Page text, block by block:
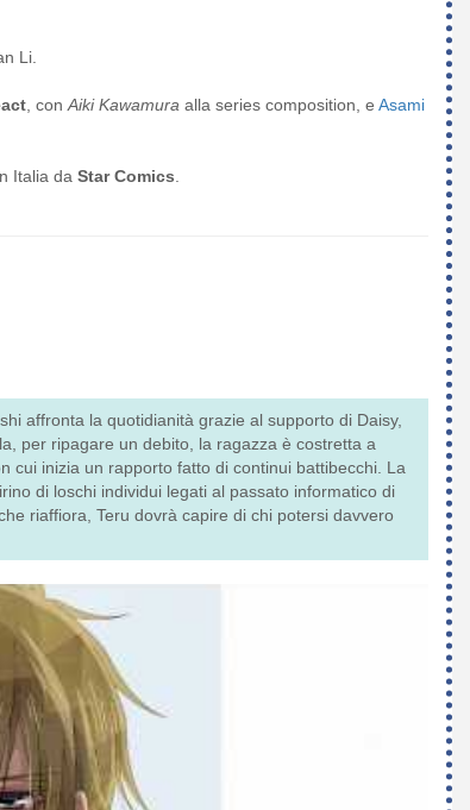
Li.
, con Aiki Kawamura alla series composition, e Asami
Italia da Star Comics
affronta la quotidianità grazie al supporto di Daisy,
per ripagare un debito, la ragazza è costretta a
cui inizia un rapporto fatto di continui battibecchi. La
di loschi individui legati al passato informatico di
riaffiora, Teru dovrà capire di chi potersi davvero